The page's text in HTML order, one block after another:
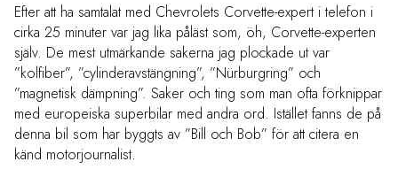
Efter att ha samtalat med Chevrolets Corvette-expert i telefon i
cirka 25 minuter var jag lika påläst som, öh, Corvette-experten
själv. De mest utmärkande sakerna jag plockade ut var
”kolfiber”, ”cylinderavstängning”, ”Nürburgring” och
”magnetisk dämpning”. Saker och ting som man ofta förknippar
med europeiska superbilar med andra ord. Istället fanns de på
denna bil som har byggts av ”Bill och Bob” för att citera en
känd motorjournalist.